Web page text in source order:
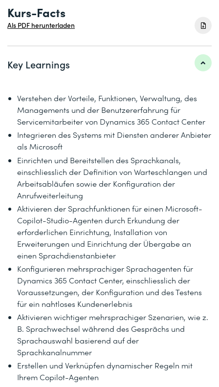
Kurs-Facts
Als PDF herunterladen
Key Learnings
Verstehen der Vorteile, Funktionen, Verwaltung, des
Managements und der Benutzererfahrung für
Servicemitarbeiter von Dynamics 365 Contact Center
Integrieren des Systems mit Diensten anderer Anbieter
als Microsoft
Einrichten und Bereitstellen des Sprachkanals,
einschliesslich der Definition von Warteschlangen und
Arbeitsabläufen sowie der Konfiguration der
Anrufweiterleitung
Aktivieren der Sprachfunktionen für einen Microsoft-
Copilot-Studio-Agenten durch Erkundung der
erforderlichen Einrichtung, Installation von
Erweiterungen und Einrichtung der Übergabe an
einen Sprachdienstanbieter
Konfigurieren mehrsprachiger Sprachagenten für
Dynamics 365 Contact Center, einschliesslich der
Voraussetzungen, der Konfiguration und des Testens
für ein nahtloses Kundenerlebnis
Aktivieren wichtiger mehrsprachiger Szenarien, wie z.
B. Sprachwechsel während des Gesprächs und
Sprachauswahl basierend auf der
Sprachkanalnummer
Erstellen und Verknüpfen dynamischer Regeln mit
Ihrem Copilot-Agenten